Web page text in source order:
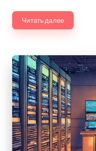
Читать далее